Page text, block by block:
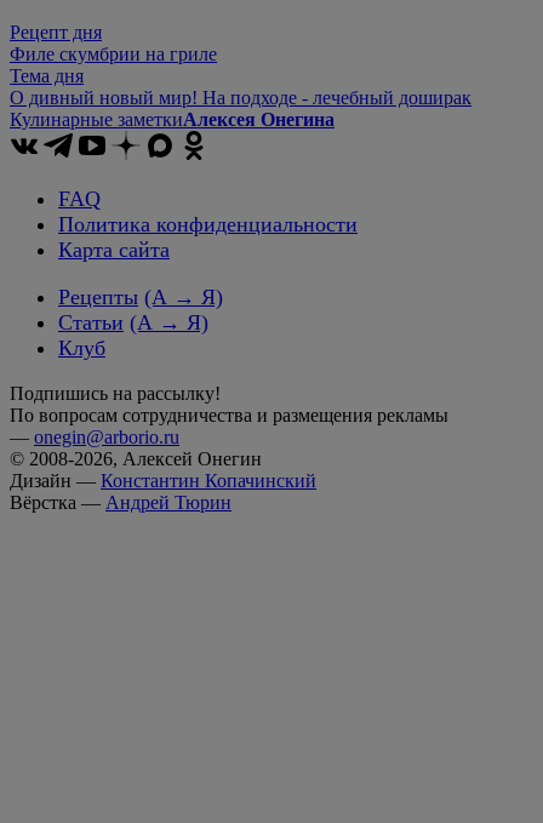
Рецепт дня
Филе скумбрии на гриле
Тема дня
О дивный новый мир! На подходе - лечебный доширак
Кулинарные заметкиАлексея Онегина
FAQ
Политика конфиденциальности
Карта сайта
Рецепты (А → Я)
Статьи (А → Я)
Клуб
Подпишись на рассылку!
По вопросам сотрудничества и размещения рекламы
— onegin@arborio.ru
© 2008-2026, Алексей Онегин
Дизайн — Константин Копачинский
Вёрстка — Андрей Тюрин